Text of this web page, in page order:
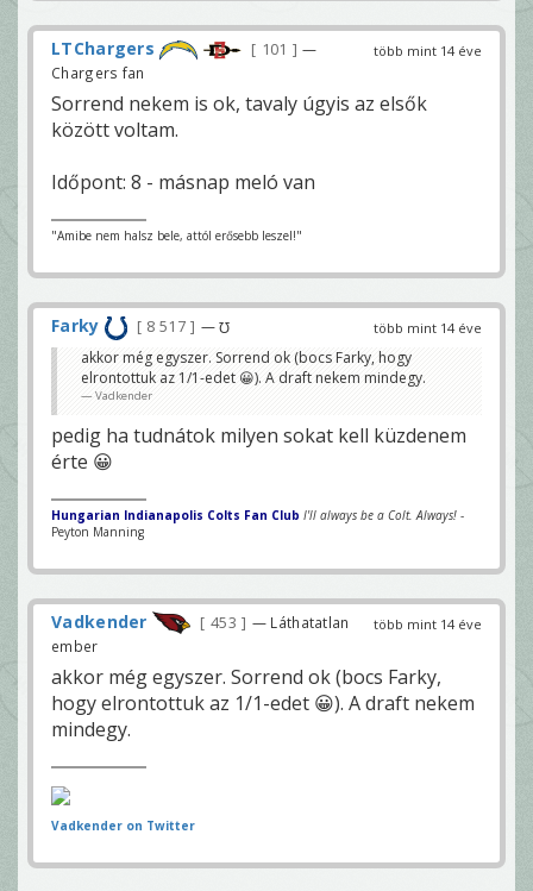
több mint 14 éve
LTChargers 101
—
Chargers fan
Sorrend nekem is ok, tavaly úgyis az elsők
között voltam.
Időpont: 8 - másnap meló van
"Amibe nem halsz bele, attól erősebb leszel!"
több mint 14 éve
Farky 8 517 — ℧
akkor még egyszer. Sorrend ok (bocs Farky, hogy
elrontottuk az 1/1-edet 😀). A draft nekem mindegy.
Vadkender
pedig ha tudnátok milyen sokat kell küzdenem
érte 😀
Hungarian Indianapolis Colts Fan Club I'll always be a Colt. Always! -
Peyton Manning
több mint 14 éve
Vadkender 453
— Láthatatlan
ember
akkor még egyszer. Sorrend ok (bocs Farky,
hogy elrontottuk az 1/1-edet 😀). A draft nekem
mindegy.
Vadkender on Twitter